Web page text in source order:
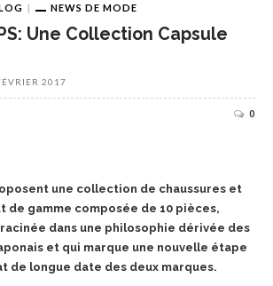
NEWS DE MODE
Une Collection Capsule
2017
0
une collection de chaussures et
de gamme composée de 10 pièces,
dans une philosophie dérivée des
et qui marque une nouvelle étape
de longue date des deux marques.